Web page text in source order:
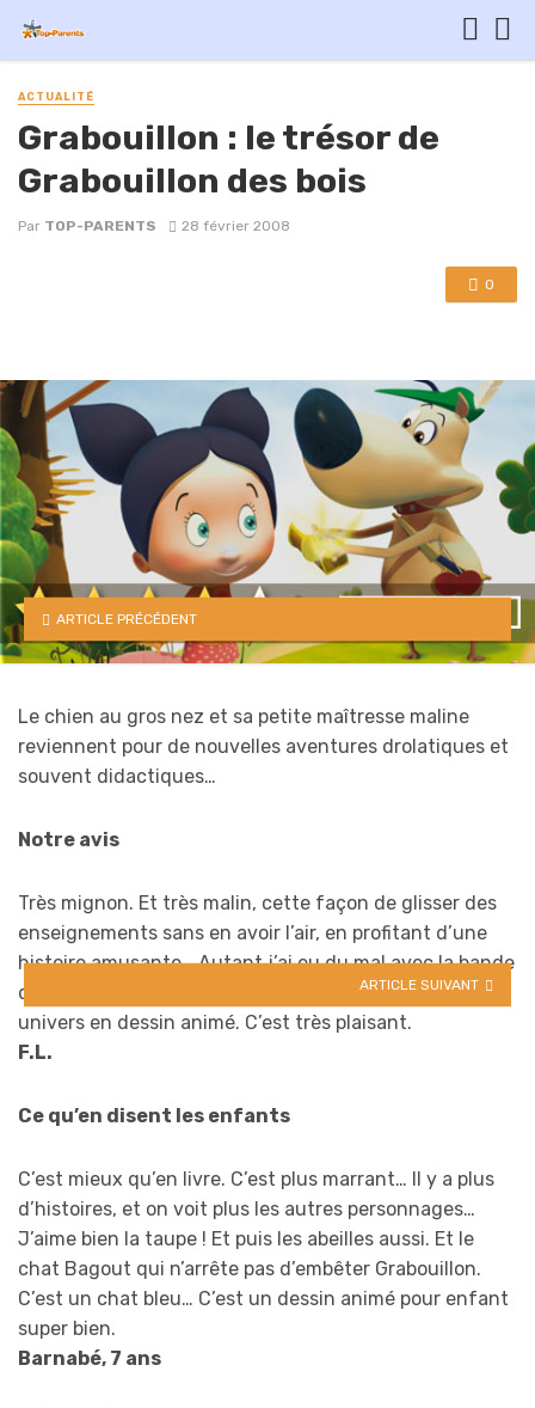
ACTUALITÉ
Grabouillon : le trésor de
Grabouillon des bois
Par TOP-PARENTS 28 février 2008
0
Le chien au gros nez et sa petite maîtresse maline
reviennent pour de nouvelles aventures drolatiques et
souvent didactiques…
Notre avis
Très mignon. Et très malin, cette façon de glisser des
enseignements sans en avoir l’air, en profitant d’une
histoire amusante… Autant j’ai eu du mal avec la bande
dessinée, autant il est facile de rentrer dans le même
univers en dessin animé. C’est très plaisant.
F.L.
Ce qu’en disent les enfants
C’est mieux qu’en livre. C’est plus marrant… Il y a plus
d’histoires, et on voit plus les autres personnages…
J’aime bien la taupe ! Et puis les abeilles aussi. Et le
chat Bagout qui n’arrête pas d’embêter Grabouillon.
C’est un chat bleu… C’est un dessin animé pour enfant
super bien.
Barnabé, 7 ans
ARTICLE PRÉCÉDENT
ARTICLE SUIVANT